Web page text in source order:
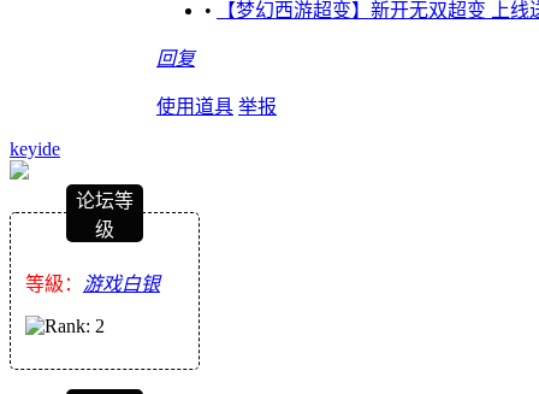
•
【梦幻西游超变】新开无双超变 上线
回复
使用道具 举报
keyide
论坛等
级
等級： 游戏白银